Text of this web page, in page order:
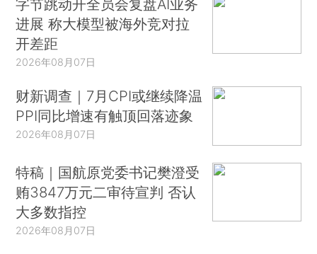
字节跳动开全员会复盘AI业务
进展 称大模型被海外竞对拉
开差距
2026年08月07日
财新调查｜7月CPI或继续降温
PPI同比增速有触顶回落迹象
2026年08月07日
特稿｜国航原党委书记樊澄受
贿3847万元二审待宣判 否认
大多数指控
2026年08月07日